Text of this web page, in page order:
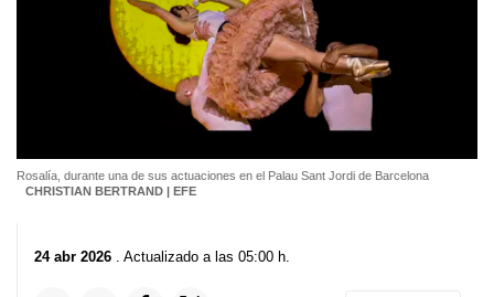
Rosalía, durante una de sus actuaciones en el Palau Sant Jordi de Barcelona
CHRISTIAN BERTRAND | EFE
24 abr 2026 . Actualizado a las 05:00 h.